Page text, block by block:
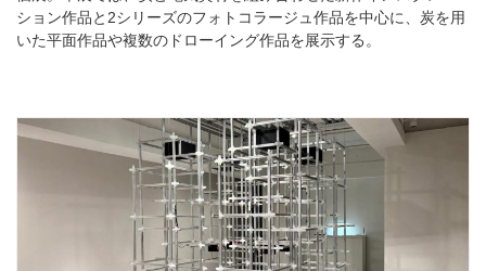
ション作品と2シリーズのフォトコラージュ作品を中心に、炭を用
いた平面作品や複数のドローイング作品を展示する。